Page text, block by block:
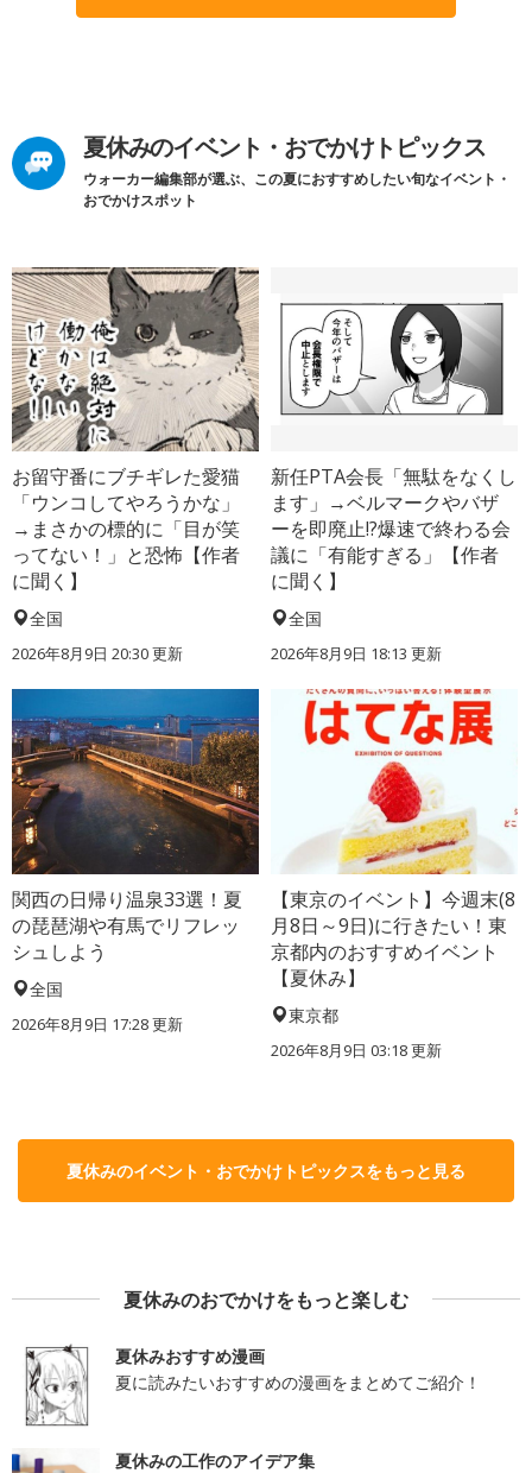
夏休みのイベント・おでかけトピックス
ウォーカー編集部が選ぶ、この夏におすすめしたい旬なイベント・
おでかけスポット
お留守番にブチギレた愛猫
「ウンコしてやろうかな」
→まさかの標的に「目が笑
ってない！」と恐怖【作者
に聞く】
全国
2026年8月9日 20:30更新
新任PTA会長「無駄をなくし
ます」→ベルマークやバザ
ーを即廃止!?爆速で終わる会
議に「有能すぎる」【作者
に聞く】
全国
2026年8月9日 18:13 更新
関西の日帰り温泉33選！夏
の琵琶湖や有馬でリフレッ
シュしよう
全国
2026年8月9日 17:28更新
【東京のイベント】今週末(8
月8日～9日)に行きたい！東
京都内のおすすめイベント
【夏休み】
東京都
2026年8月9日 03:18更新
夏休みのイベント・おでかけトピックスをもっと見る
夏休みのおでかけをもっと楽しむ
夏休みおすすめ漫画
夏に読みたいおすすめの漫画をまとめてご紹介！
夏休みの工作のアイデア集